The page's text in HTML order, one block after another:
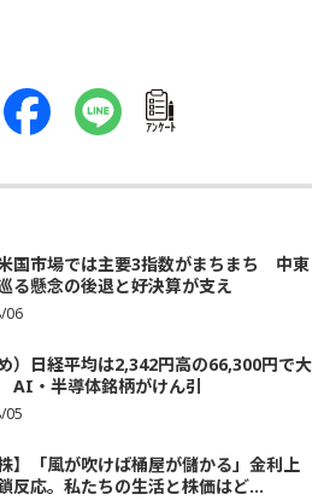
ｱﾝｹｰﾄ
米国市場では主要3指数がまちまち 中東
る懸念の後退と好決算が支え
06
め）日経平均は2,342円高の66,300円で大
・半導体銘柄がけん引
05
株】「風が吹けば桶屋が儲かる」金利上
反応。私たちの生活と株価はど...